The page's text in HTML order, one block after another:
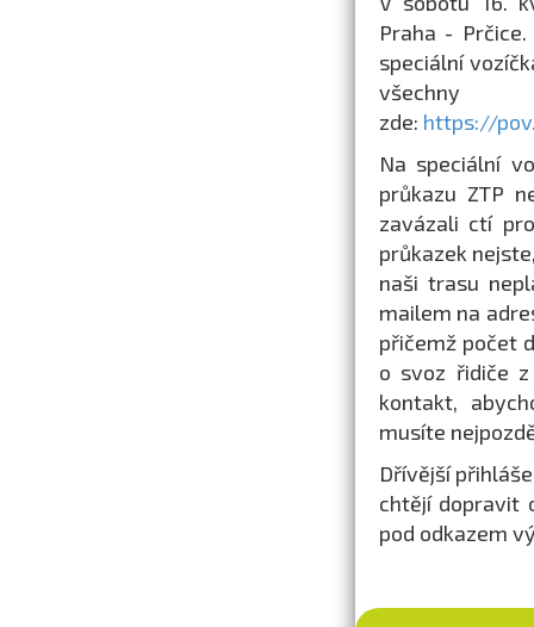
Praha -
speciální
zde: https://
Na speciální
průkazu ZTP
zavázali ctí
průkazek
naši trasu
mailem na
přičemž počet
o svoz řidiče
kontakt,
musíte
Dřívější
chtějí dopravit
pod odkazem